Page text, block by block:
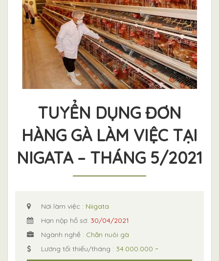
TUYỂN DỤNG ĐƠN
HÀNG GÀ LÀM VIỆC TẠI
NIGATA – THÁNG 5/2021
Nơi làm việc : Niigata
Hạn nộp hồ sơ: 30/04/2021
Ngành nghề : Chăn nuôi gà
Lương tối thiếu/tháng : 34.000.000 ~